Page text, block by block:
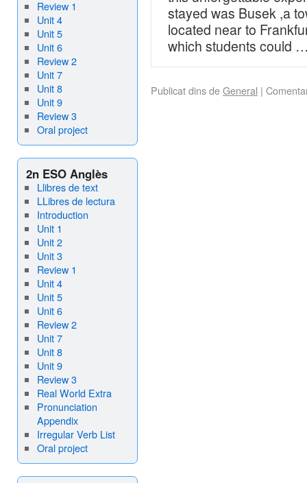
Review 1
Unit 4
Unit 5
Unit 6
Review 2
Unit 7
Unit 8
Unit 9
Review 3
Oral project
2n ESO Anglès
Llibres de text
LLibres de lectura
Introduction
Unit 1
Unit 2
Unit 3
Review 1
Unit 4
Unit 5
Unit 6
Review 2
Unit 7
Unit 8
Unit 9
Review 3
Real World Extra
Pronunciation
Appendix
Irregular Verb List
Oral project
stayed was Busek ,a
located near to
which students could
Publicat dins deGeneral |